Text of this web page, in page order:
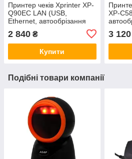
Принтер чеків Xprinter XP-
Q90EC LAN (USB,
Ethernet, автообрізання
2 840 ₴
Купити
XP-
3 120
Подібні товари компанії